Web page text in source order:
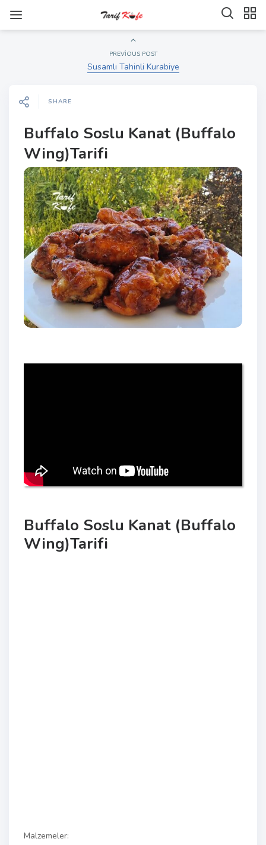
PREVIOUS POST
Susamlı Tahinli Kurabiye
SHARE
Buffalo Soslu Kanat (Buffalo
Wing)Tarifi
Buffalo Soslu Kanat (Buffalo
Wing)Tarifi
Malzemeler: